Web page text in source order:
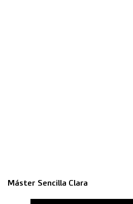
Máster Sencilla Clara